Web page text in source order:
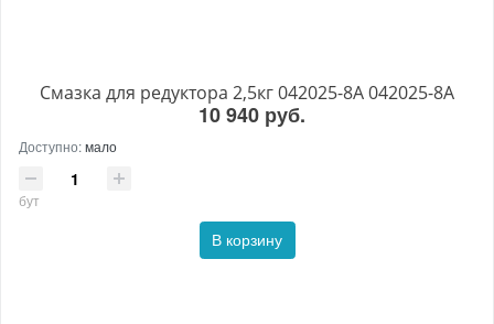
Смазка для редуктора 2,5кг 042025-8A 042025-8A
10 940 руб.
Доступно:мало
бут
В корзину